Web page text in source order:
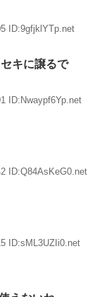
ID:9gfjklYTp.net
キに譲るで
ID:Nwaypf6Yp.net
ID:Q84AsKeG0.net
ID:sML3UZIi0.net